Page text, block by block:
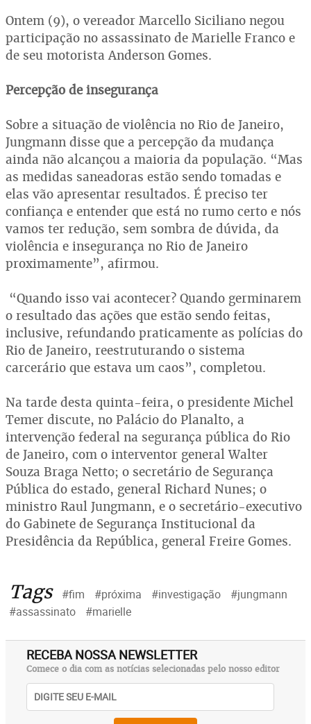
Ontem (9), o vereador Marcello Siciliano negou
participação no assassinato de Marielle Franco e
de seu motorista Anderson Gomes.
Percepção de insegurança
Sobre a situação de violência no Rio de Janeiro,
Jungmann disse que a percepção da mudança
ainda não alcançou a maioria da população. “Mas
as medidas saneadoras estão sendo tomadas e
elas vão apresentar resultados. É preciso ter
confiança e entender que está no rumo certo e nós
vamos ter redução, sem sombra de dúvida, da
violência e insegurança no Rio de Janeiro
proximamente”, afirmou.
“Quando isso vai acontecer? Quando germinarem
o resultado das ações que estão sendo feitas,
inclusive, refundando praticamente as polícias do
Rio de Janeiro, reestruturando o sistema
carcerário que estava um caos”, completou.
Na tarde desta quinta-feira, o presidente Michel
Temer discute, no Palácio do Planalto, a
intervenção federal na segurança pública do Rio
de Janeiro, com o interventor general Walter
Souza Braga Netto; o secretário de Segurança
Pública do estado, general Richard Nunes; o
ministro Raul Jungmann, e o secretário-executivo
do Gabinete de Segurança Institucional da
Presidência da República, general Freire Gomes.
Tags #fim #próxima #investigação
#jungmann
#assassinato
#marielle
RECEBA NOSSA NEWSLETTER
Comece o dia com as notícias selecionadas pelo nosso editor